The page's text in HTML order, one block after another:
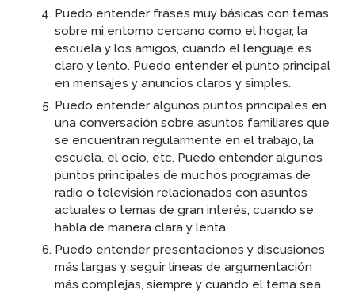
Puedo entender frases muy básicas con temas
sobre mi entorno cercano como el hogar, la
escuela y los amigos, cuando el lenguaje es
claro y lento. Puedo entender el punto principal
en mensajes y anuncios claros y simples.
Puedo entender algunos puntos principales en
una conversación sobre asuntos familiares que
se encuentran regularmente en el trabajo, la
escuela, el ocio, etc. Puedo entender algunos
puntos principales de muchos programas de
radio o televisión relacionados con asuntos
actuales o temas de gran interés, cuando se
habla de manera clara y lenta.
Puedo entender presentaciones y discusiones
más largas y seguir líneas de argumentación
más complejas, siempre y cuando el tema sea